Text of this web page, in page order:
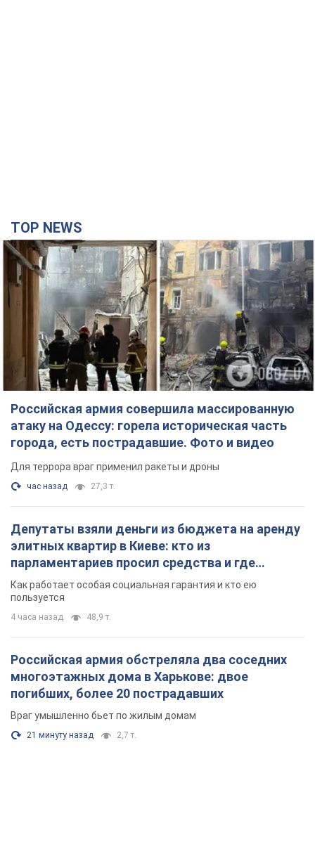
TOP NEWS
Российская армия совершила массированную
атаку на Одессу: горела историческая часть
города, есть пострадавшие. Фото и видео
Для террора враг применил ракеты и дроны
час назад 27,3 т.
Депутаты взяли деньги из бюджета на аренду
элитных квартир в Киеве: кто из
парламентариев просил средства и где
поселился
Как работает особая социальная гарантия и кто ею
пользуется
4 часа назад 48,9 т.
Российская армия обстреляла два соседних
многоэтажных дома в Харькове: двое
погибших, более 20 пострадавших
Враг умышленно бьет по жилым домам
21 минуту назад 2,7 т.